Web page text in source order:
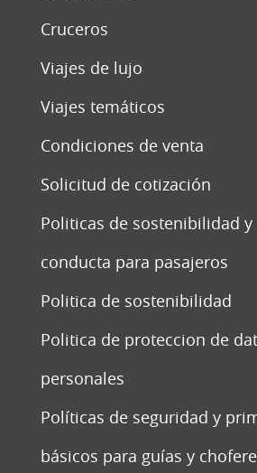
Cruceros
Viajes de lujo
Viajes temáticos
Condiciones de venta
Solicitud de cotización
Politicas de sostenibilidad
conducta para pasajeros
Politica de sostenibilidad
Politica de proteccion de
personales
Políticas de seguridad y
básicos para guías y